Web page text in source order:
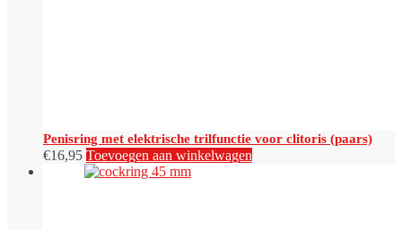
Penisring met elektrische trilfunctie voor clitoris (paars)
€16,95 Toevoegen aan winkelwagen